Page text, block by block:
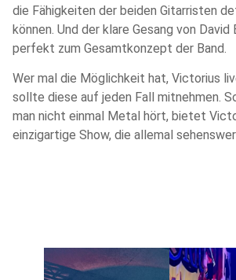
die Fähigkeiten der beiden Gitarristen
können. Und der klare Gesang von David
perfekt zum Gesamtkonzept der Band.
Wer mal die Möglichkeit hat, Victorius
sollte diese auf jeden Fall mitnehmen.
man nicht einmal Metal hört, bietet
einzigartige Show, die allemal